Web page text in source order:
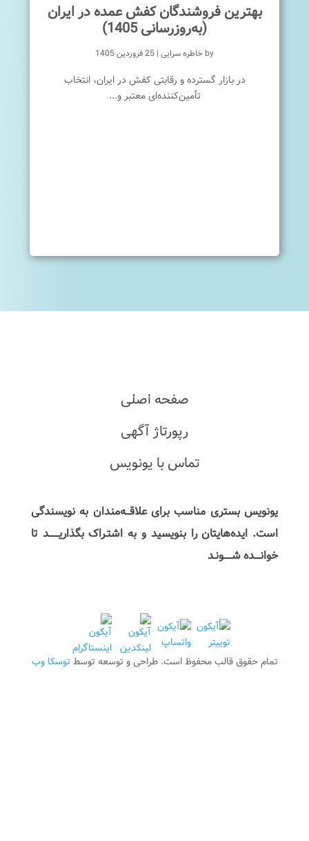
بهترین فروشندگان کفش عمده در ایران
(به‌روزرسانی 1405)
byخاطره سرایی | 25 فروردین 1405
در بازار گسترده و رقابتی کفش در ایران، انتخاب
تأمین‌کننده‌ای معتبر و...
تمام حقوق قالب محفوظ است. طراحی و توسعه توسط توسکا وب
یونویس بستری مناسب برای علاقـــه‌مندان به نویسندگی
است. ایده‌هایتان را بنویسید و به اشتـراک بگذاریـــــــد تا
خوانــــده شــــــونـد
صفحه اصلی
رپورتاژ آگهی
تماس با یونویس